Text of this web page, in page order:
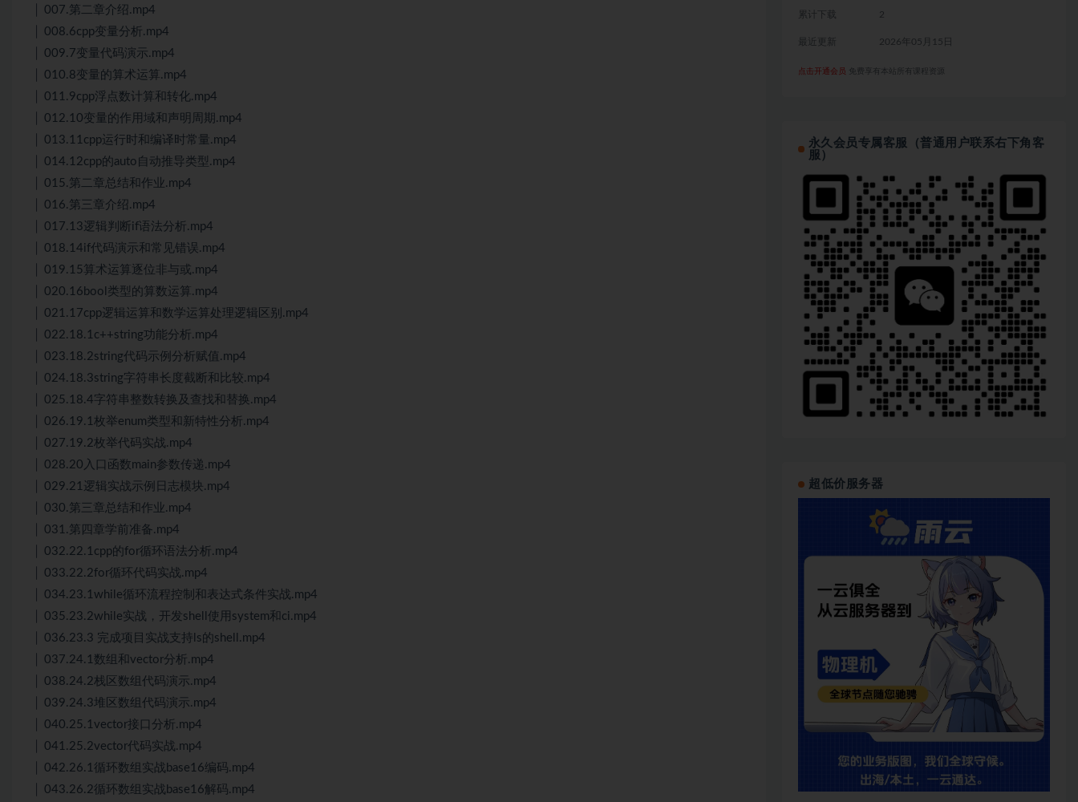
│ 007.第二章介绍.mp4
│ 008.6cpp变量分析.mp4
│ 009.7变量代码演示.mp4
│ 010.8变量的算术运算.mp4
│ 011.9cpp浮点数计算和转化.mp4
│ 012.10变量的作用域和声明周期.mp4
│ 013.11cpp运行时和编译时常量.mp4
│ 014.12cpp的auto自动推导类型.mp4
│ 015.第二章总结和作业.mp4
│ 016.第三章介绍.mp4
│ 017.13逻辑判断if语法分析.mp4
│ 018.14if代码演示和常见错误.mp4
│ 019.15算术运算逐位非与或.mp4
│ 020.16bool类型的算数运算.mp4
│ 021.17cpp逻辑运算和数学运算处理逻辑区别.mp4
│ 022.18.1c++string功能分析.mp4
│ 023.18.2string代码示例分析赋值.mp4
│ 024.18.3string字符串长度截断和比较.mp4
│ 025.18.4字符串整数转换及查找和替换.mp4
│ 026.19.1枚举enum类型和新特性分析.mp4
│ 027.19.2枚举代码实战.mp4
│ 028.20入口函数main参数传递.mp4
│ 029.21逻辑实战示例日志模块.mp4
│ 030.第三章总结和作业.mp4
│ 031.第四章学前准备.mp4
│ 032.22.1cpp的for循环语法分析.mp4
│ 033.22.2for循环代码实战.mp4
│ 034.23.1while循环流程控制和表达式条件实战.mp4
│ 035.23.2while实战，开发shell使用system和ci.mp4
│ 036.23.3 完成项目实战支持ls的shell.mp4
│ 037.24.1数组和vector分析.mp4
│ 038.24.2栈区数组代码演示.mp4
│ 039.24.3堆区数组代码演示.mp4
│ 040.25.1vector接口分析.mp4
│ 041.25.2vector代码实战.mp4
│ 042.26.1循环数组实战base16编码.mp4
│ 043.26.2循环数组实战base16解码.mp4
累计下载 2
最近更新 2026年05月15日
点击开通会员 免费享有本站所有课程资源
永久会员专属客服（普通用户联系右下角客
服）
超低价服务器